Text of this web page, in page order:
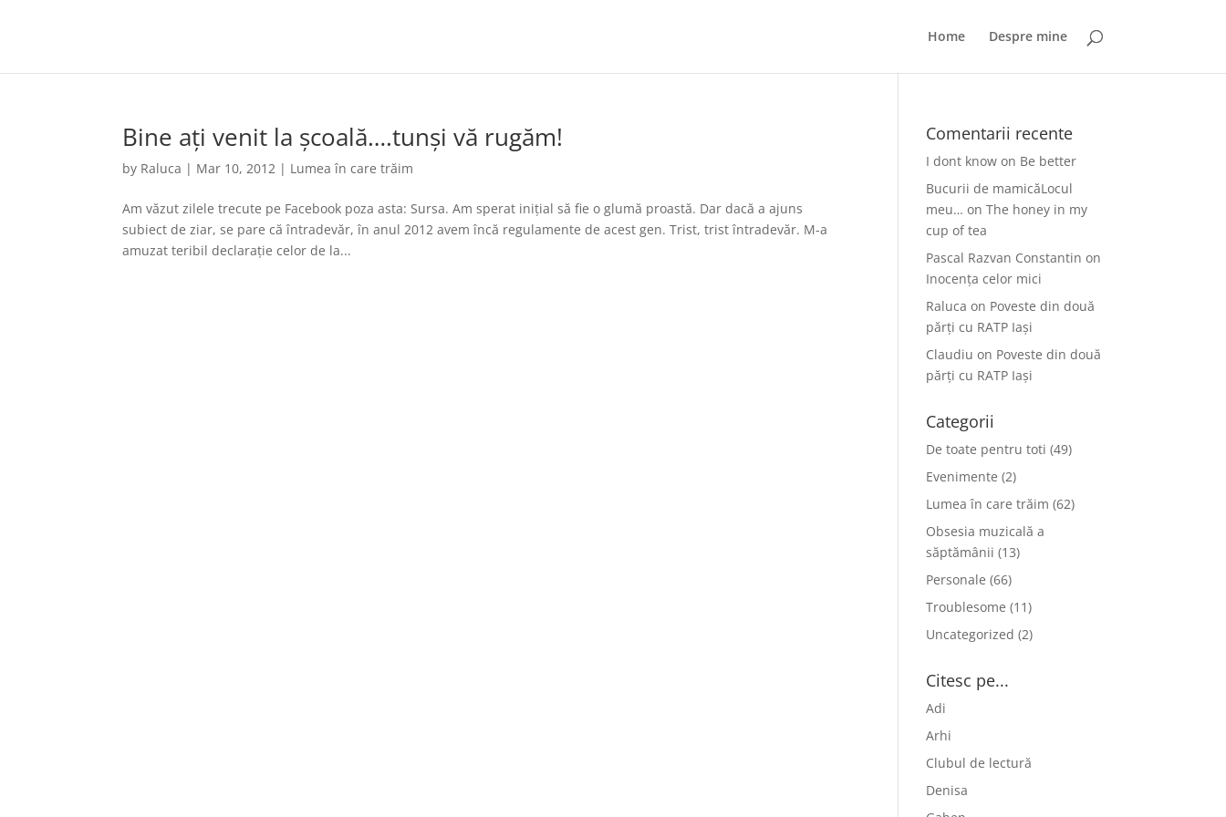
Home Despre mine
Bine ați venit la școală….tunși vă rugăm!
by Raluca | Mar 10, 2012 | Lumea în care trăim
Am văzut zilele trecute pe Facebook poza asta: Sursa. Am sperat inițial să fie o glumă proastă. Dar dacă a ajuns
subiect de ziar, se pare că întradevăr, în anul 2012 avem încă regulamente de acest gen. Trist, trist întradevăr. M-a
amuzat teribil declarație celor de la...
Comentarii recente
I dont know on Be better
Bucurii de mamicăLocul
meu… onThe honey in my
cup of tea
Pascal Razvan Constantin on
Inocența celor mici
Raluca on Poveste din două
părți cu RATP Iași
Claudiu on Poveste din două
părți cu RATP Iași
Categorii
De toate pentru toti (49)
Evenimente (2)
Lumea în care trăim (62)
Obsesia muzicală a
săptămânii (13)
Personale (66)
Troublesome (11)
Uncategorized (2)
Citesc pe...
Adi
Arhi
Clubul de lectură
Denisa